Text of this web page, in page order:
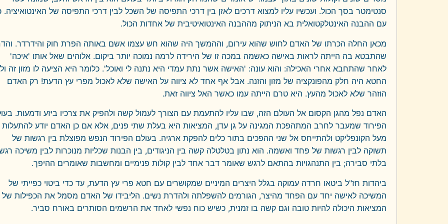
סנטימטר בסך הכול. ועכשיו עליו למצוא דרכים לאזן בין דרכי התפיסה של השכל לבין דרכי התפיסה של האינטואיציה.
עם ההבנה האינטלקטואלית בא הניתוק מההבנה האינטואיטיבית של אחדות הכול.
מכאן החלה הכרתו של האדם לחוש שהוא עירום, וההמשך היה שהוא חש עצמו אשם באותה הפרת חוק והידרדר.
שהתבטא בה הייתה לראות באישה כאשמה במכה זו של הירידה לרמה נמוכה יותר ביקום. אלוהים שאל אותו 'איכה'
לאחר שהתחבא אחרי האכילה: והוא עונה: 'האישה אשר נתת עמדי היא נתנה לי ואוכל'. כלומר היא הציעה לו מזון זה
החטא היה חלק מהפונקציה של מזון והזנה. אבל אף אחד לא ציווה על האישה שלא לאכול מפרי עץ הדעת! רק האדם
הוזהר שלא לאכול מהעץ. היא טרם הייתה עמו כאשר האל ציווה זאת.
האדם נפל מהגן הקסום אל העולם הזה, שבו עליו להתעמת עם הצורך לעמול קשה ולהפיק את צרכיו ביזע ודמעות.
הפירוד שמעבר לחרב המתהפכת המגינה על גן עדן, המציאות היא בעלת שתי פנים, אלא אם כן האדם יודע להתעלות
מעל הקונפליקט ולהתייחס אל שני ההפכים בתור כלים להפקת ארגיה. בעולם הפירוד הנפש מפוצלת בין רגשות של
תשוקה לבין רגשות של פחד ואשמה. הוא נתון בטלטלה קשה בין הניגודים, בין הבנות שכליות מנוכרות לבין משיכה
בלתי סבירה; בין התנהגויות בהתאם לרגש שאומר דבר אחד לבין קולות פנימיים ומחשבות שאומרים ההיפך.
ביהדות חז"ל ביטאו חרדה עמוקה בגלל היצרים המיניים שמקושרים עם חטא פרי עץ הדעת, עד כדי ביטוי כפייתי של
המשיכה לאישה יחד עם הפחד מהיצר, הגורמים להשפלתה ולהדרת נשים. הליבידו של האדם מסמל את הכפילות של
המציאות היכולה להיות טובה וגם קשה בו זמנית, כשיש כוח נפשי לאחד את הרשמים הסותרים באורח סביר.